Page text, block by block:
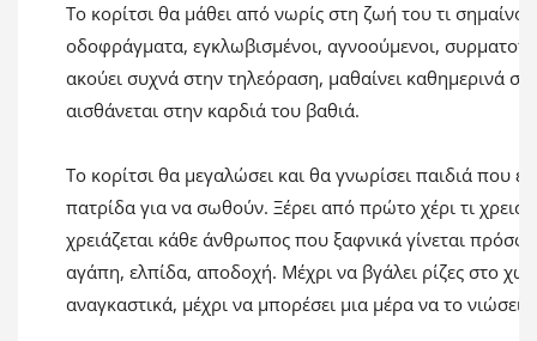
Το κορίτσι θα μάθει από νωρίς στη ζωή του τι
οδοφράγματα, εγκλωβισμένοι, αγνοούμενοι,
ακούει συχνά στην τηλεόραση, μαθαίνει καθημερινά
αισθάνεται στην καρδιά του βαθιά.
Το κορίτσι θα μεγαλώσει και θα γνωρίσει παιδιά που
πατρίδα για να σωθούν. Ξέρει από πρώτο χέρι τι
χρειάζεται κάθε άνθρωπος που ξαφνικά γίνεται
αγάπη, ελπίδα, αποδοχή. Μέχρι να βγάλει ρίζες στο
αναγκαστικά, μέχρι να μπορέσει μια μέρα να το νιώσει